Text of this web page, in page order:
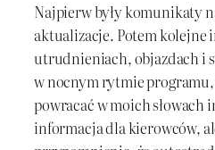
Najpierw były komunikaty
aktualizacje. Potem kolejne
utrudnieniach, objazdach i
w nocnym rytmie programu,
powracać w moich słowach
informacja dla kierowców,